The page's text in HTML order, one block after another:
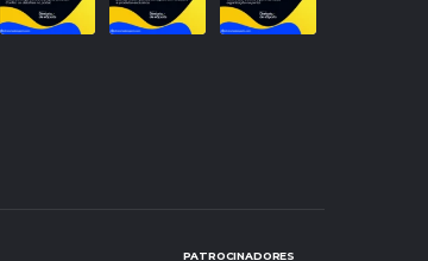
95 42 1102
PATROCINADORES